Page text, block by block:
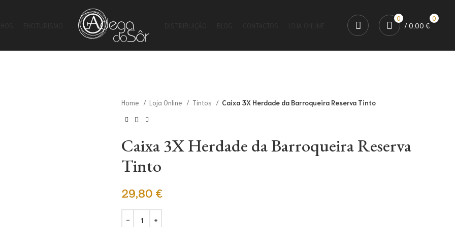
0 0
/ 0,00€
Home Loja Online Tintos Caixa 3X Herdade da Barroqueira Reserva Tinto
Caixa 3X Herdade da Barroqueira Reserva
Tinto
29,80 €